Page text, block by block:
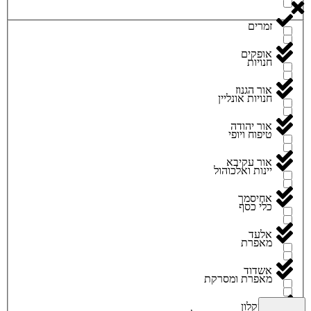
זמרים
חנויות
חנויות אונליין
טיפוח ויופי
יינות ואלכוהול
כלי כסף
מאפרת
מאפרת ומסרקת
אופקים
אור הגנוז
אור יהודה
אור עקיבא
אחיסמך
אלעד
אשדוד
אשקלון